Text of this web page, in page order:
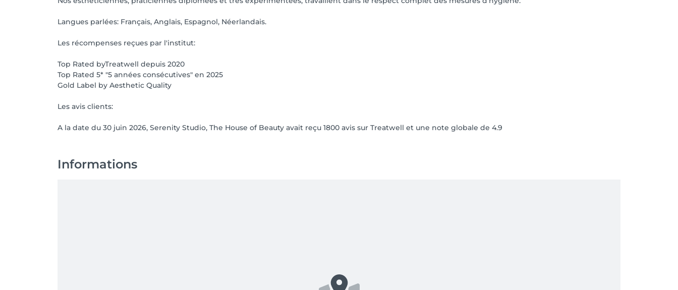
Langues parlées: Français, Anglais, Espagnol, Néerlandais.
Les récompenses reçues par l'institut:
Top Rated byTreatwell depuis 2020
Top Rated 5* "5 années consécutives" en 2025
Gold Label by Aesthetic Quality
Les avis clients:
A la date du 30 juin 2026, Serenity Studio, The House of Beauty avait reçu 1800 avis sur Treatwell et une note globale de 4.9
Informations